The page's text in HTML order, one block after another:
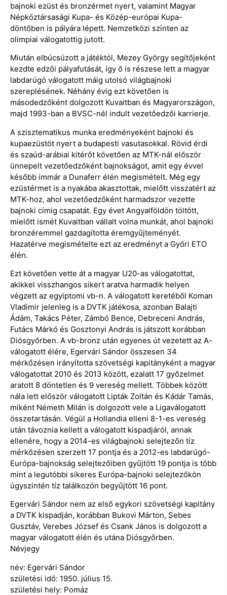
bajnoki ezüst és bronzérmet nyert, valamint Magyar
Népköztársasági Kupa- és Közép-európai Kupa-
döntőben is pályára lépett. Nemzetközi szinten az
olimpiai válogatottig jutott.
Miután elbúcsúzott a játéktól, Mezey György segítőjeként
kezdte edzői pályafutását, így ő is részese lett a magyar
labdarúgó válogatott máig utolsó világbajnoki
szereplésének. Néhány évig ezt követően is
másodedzőként dolgozott Kuvaitban és Magyarországon,
majd 1993-ban a BVSC-nél indult vezetőedzői karrierje.
A szisztematikus munka eredményeként bajnoki és
kupaezüstöt nyert a budapesti vasutasokkal. Rövid érdi
és szaúd-arábiai kitérőt követően az MTK-nál először
ünnepelt vezetőedzőként bajnokságot, amit egy évvel
később immár a Dunaferr élén megismételt. Még egy
ezüstérmet is a nyakába akasztottak, mielőtt visszatért az
MTK-hoz, ahol vezetőedzőként harmadszor vezette
bajnoki címig csapatát. Egy évet Angyalföldön töltött,
mielőtt ismét Kuvaitban vállalt volna munkát, ahol bajnoki
bronzéremmel gazdagította éremgyűjteményét.
Hazatérve megismételte ezt az eredményt a Győri ETO
élén.
Ezt követően vette át a magyar U20-as válogatottat,
akikkel visszhangos sikert aratva harmadik helyen
végzett az egyiptomi vb-n. A válogatott keretéből Koman
Vladimir jelenleg is a DVTK játékosa, azonban Balajti
Ádám, Takács Péter, Zámbó Bence, Debreceni András,
Futács Márkó és Gosztonyi András is játszott korábban
Diósgyőrben. A vb-bronz után egyenes út vezetett az A-
válogatott élére, Egervári Sándor összesen 34
mérkőzésen irányította szövetségi kapitányként a magyar
válogatottat 2010 és 2013 között, ezalatt 17 győzelmet
aratott 8 döntetlen és 9 vereség mellett. Többek között
nála lett először válogatott Lipták Zoltán és Kádár Tamás,
miként Németh Milán is dolgozott vele a Ligaválogatott
összetartásán. Végül a Hollandia elleni 8-1-es vereség
után távoznia kellett a válogatott kispadjáról, annak
ellenére, hogy a 2014-es világbajnoki selejtezőn tíz
mérkőzésen szerzett 17 pontja és a 2012-es labdarúgó-
Európa-bajnokság selejtezőiben gyűjtött 19 pontja is több
mint a legutóbbi sikeres Európa-bajnoki selejtezőkön
úgyszintén tíz találkozón begyűjtött 16 pont.
Egervári Sándor nem az első egykori szövetségi kapitány
a DVTK kispadján, korábban Bukovi Márton, Sebes
Gusztáv, Verebes József és Csank János is dolgozott a
magyar válogatott élén és utána Diósgyőrben.
Névjegy
név: Egervári Sándor
születési idő: 1950. július 15.
születési hely: Pomáz